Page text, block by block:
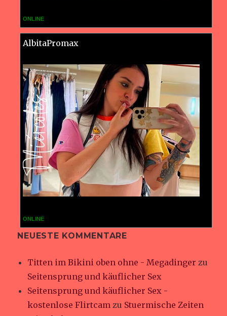
ONLINE
AlbitaPromax
ONLINE
NEUESTE KOMMENTARE
Titten im Bikini oben ohne - Megadinger zu
Seitensprung und käuflicher Sex
Seitensprung und käuflicher Sex -
kostenlose Flirtcam zu Stuermische Zeiten